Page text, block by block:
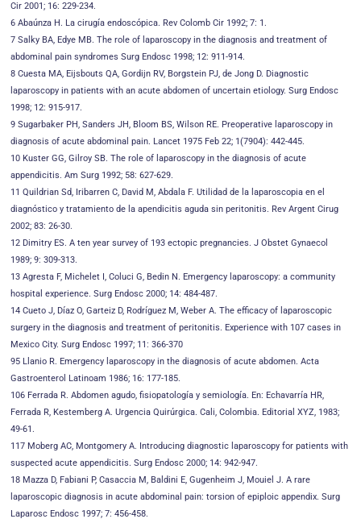
Cir 2001; 16: 229-234.
6 Abaúnza H. La cirugía endoscópica. Rev Colomb Cir 1992; 7: 1.
7 Salky BA, Edye MB. The role of laparoscopy in the diagnosis and treatment of
abdominal pain syndromes Surg Endosc 1998; 12: 911-914.
8 Cuesta MA, Eijsbouts QA, Gordijn RV, Borgstein PJ, de Jong D. Diagnostic
laparoscopy in patients with an acute abdomen of uncertain etiology. Surg Endosc
1998; 12: 915-917.
9 Sugarbaker PH, Sanders JH, Bloom BS, Wilson RE. Preoperative laparoscopy in
diagnosis of acute abdominal pain. Lancet 1975 Feb 22; 1(7904): 442-445.
10 Kuster GG, Gilroy SB. The role of laparoscopy in the diagnosis of acute
appendicitis. Am Surg 1992; 58: 627-629.
11 Quildrian Sd, Iribarren C, David M, Abdala F. Utilidad de la laparoscopia en el
diagnóstico y tratamiento de la apendicitis aguda sin peritonitis. Rev Argent Cirug
2002; 83: 26-30.
12 Dimitry ES. A ten year survey of 193 ectopic pregnancies. J Obstet Gynaecol
1989; 9: 309-313.
13 Agresta F, Michelet I, Coluci G, Bedin N. Emergency laparoscopy: a community
hospital experience. Surg Endosc 2000; 14: 484-487.
14 Cueto J, Díaz O, Garteiz D, Rodríguez M, Weber A. The efficacy of laparoscopic
surgery in the diagnosis and treatment of peritonitis. Experience with 107 cases in
Mexico City. Surg Endosc 1997; 11: 366-370
95 Llanio R. Emergency laparoscopy in the diagnosis of acute abdomen. Acta
Gastroenterol Latinoam 1986; 16: 177-185.
106 Ferrada R. Abdomen agudo, fisiopatología y semiología. En: Echavarría HR,
Ferrada R, Kestemberg A. Urgencia Quirúrgica. Cali, Colombia. Editorial XYZ, 1983;
49-61.
117 Moberg AC, Montgomery A. Introducing diagnostic laparoscopy for patients with
suspected acute appendicitis. Surg Endosc 2000; 14: 942-947.
18 Mazza D, Fabiani P, Casaccia M, Baldini E, Gugenheim J, Mouiel J. A rare
laparoscopic diagnosis in acute abdominal pain: torsion of epiploic appendix. Surg
Laparosc Endosc 1997; 7: 456-458.